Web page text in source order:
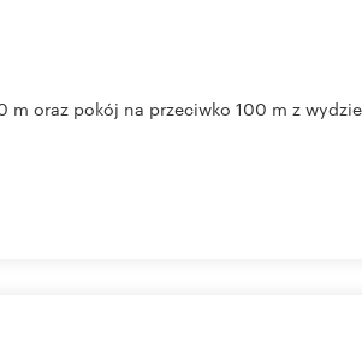
oraz pokój na przeciwko 100 m z